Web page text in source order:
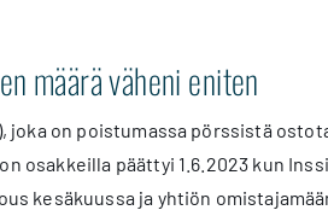
määrä väheni eniten
joka on poistumassa pörssistä
osakkeilla päättyi 1.6.2023 kun
kesäkuussa ja yhtiön